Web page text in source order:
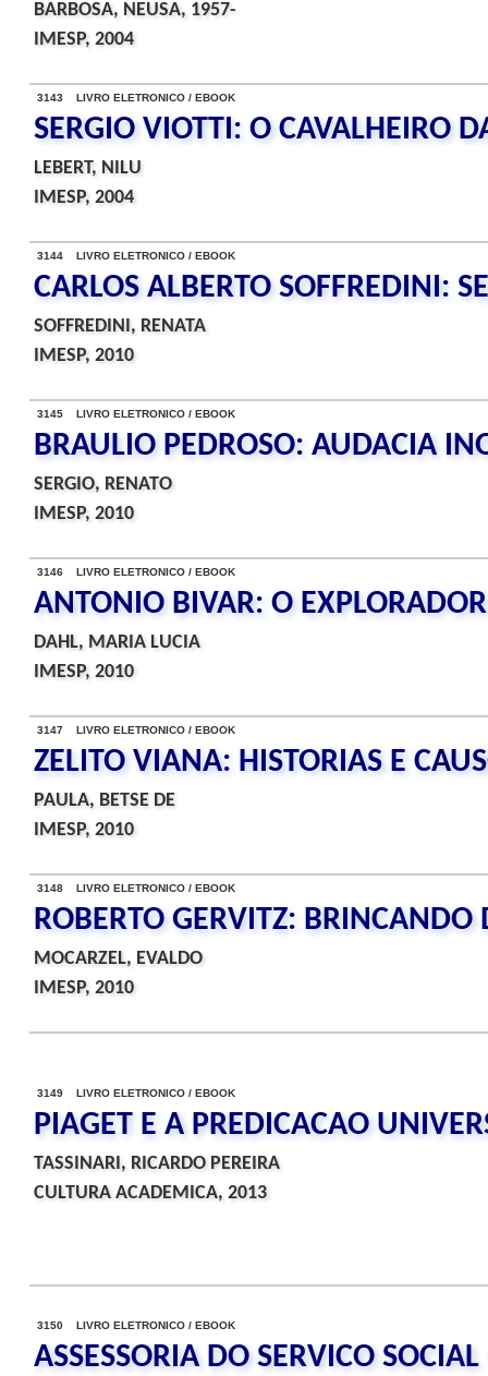
BARBOSA, NEUSA, 1957-
IMESP, 2004
3143 LIVRO ELETRONICO / EBOOK
SERGIO VIOTTI: O CAVALHEIRO
LEBERT, NILU
IMESP, 2004
3144 LIVRO ELETRONICO / EBOOK
CARLOS ALBERTO SOFFREDINI:
SOFFREDINI, RENATA
IMESP, 2010
3145 LIVRO ELETRONICO / EBOOK
BRAULIO PEDROSO: AUDACIA
SERGIO, RENATO
IMESP, 2010
3146 LIVRO ELETRONICO / EBOOK
ANTONIO BIVAR: O
DAHL, MARIA LUCIA
IMESP, 2010
3147 LIVRO ELETRONICO / EBOOK
ZELITO VIANA: HISTORIAS E
PAULA, BETSE DE
IMESP, 2010
3148 LIVRO ELETRONICO / EBOOK
ROBERTO GERVITZ: BRINCANDO
MOCARZEL, EVALDO
IMESP, 2010
3149 LIVRO ELETRONICO / EBOOK
PIAGET E A PREDICACAO
TASSINARI, RICARDO PEREIRA
CULTURA ACADEMICA, 2013
3150 LIVRO ELETRONICO / EBOOK
ASSESSORIA DO SERVICO